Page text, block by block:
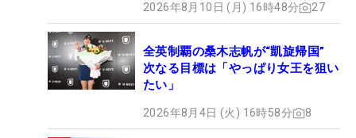
2026年8月10日 (月) 16時48分 27
全英制覇の桑木志帆が“凱旋帰国”
次なる目標は「やっぱり女王を狙い
たい」
2026年8月4日 (火) 16時58分 8